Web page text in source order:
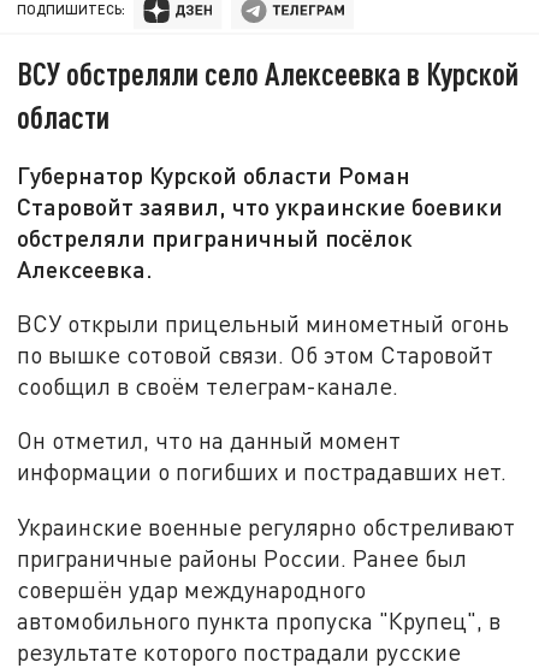
ПОДПИШИТЕСЬ:
ВСУ обстреляли село Алексеевка в Курской
области
Губернатор Курской области Роман
Старовойт заявил, что украинские боевики
обстреляли приграничный посёлок
Алексеевка.
ВСУ открыли прицельный минометный огонь
по вышке сотовой связи. Об этом Старовойт
сообщил в своём телеграм-канале.
Он отметил, что на данный момент
информации о погибших и пострадавших нет.
Украинские военные регулярно обстреливают
приграничные районы России. Ранее был
совершён удар международного
автомобильного пункта пропуска "Крупец", в
результате которого пострадали русские